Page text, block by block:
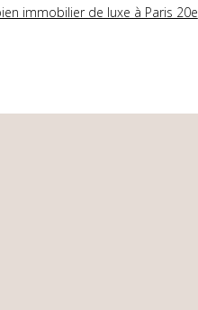
immobilier de luxe à Paris 20e